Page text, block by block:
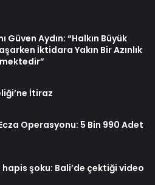
Güven Aydın: “Halkın Büyük
İktidara Yakın Bir Azınlık
İtiraz
Operasyonu: 5 Bin 990 Adet
hapis şoku: Bali’de çektiği video